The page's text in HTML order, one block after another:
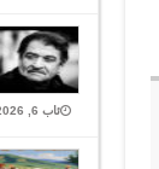
ئاب 6, 2026